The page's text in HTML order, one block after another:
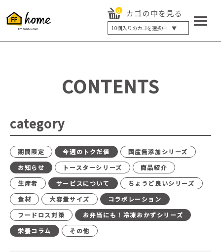
0 カゴの中を見る
10個入りのカゴを選択中 ▼
5個入り
20個入り
最大12%OFF
CONTENTS
category
期間限定 今週のトクだ値
国産無添加シリーズ
お知らせ
トースターシリーズ
商品紹介
生産者
サービスについて
ちょうど良いシリーズ
食材
大容量サイズ
コラボレーション
フードロス対策
お弁当にも！冷凍おかずシリーズ
栄養コラム
その他